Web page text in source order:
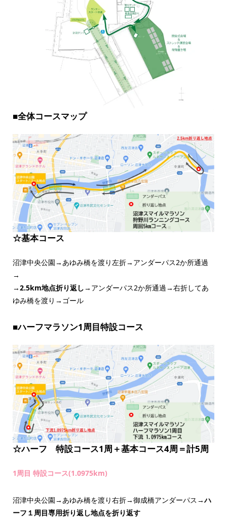
■全体コースマップ
☆基本コース
沼津中央公園→あゆみ橋を渡り左折→アンダーパス2か所通過
→
→2.5km地点折り返し→アンダーパス2か所通過→右折してあ
ゆみ橋を渡り→ゴール
■ハーフマラソン1周目特設コース
☆ハーフ 特設コース1周＋基本コース4周＝計5周
1周目 特設コース(1.0975km)
沼津中央公園→あゆみ橋を渡り右折→御成橋アンダーパス→ハ
ーフ１周目専用折り返し地点を折り返す